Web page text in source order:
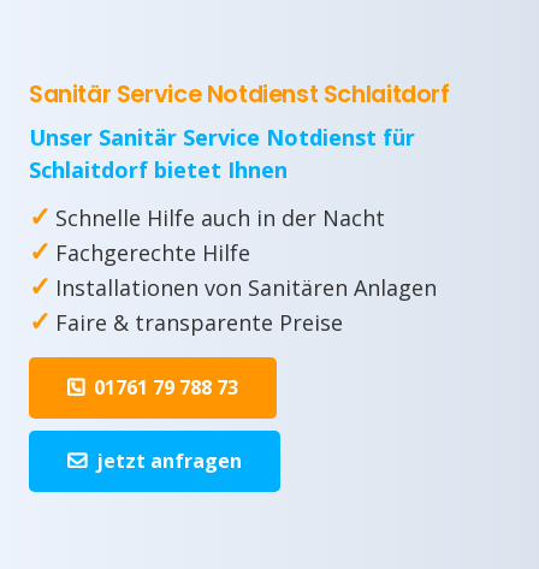
Sanitär Service Notdienst Schlaitdorf
Unser Sanitär Service Notdienst für
Schlaitdorf bietet Ihnen
✓ Schnelle Hilfe auch in der Nacht
✓ Fachgerechte Hilfe
✓ Installationen von Sanitären Anlagen
✓ Faire & transparente Preise
01761 79 788 73
jetzt anfragen